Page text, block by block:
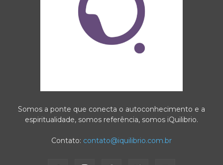
Somos a ponte que conecta o autoconhecimento e a
espiritualidade, somos referência, somos iQuilibrio.
Contato: contato@iquilibrio.com.br